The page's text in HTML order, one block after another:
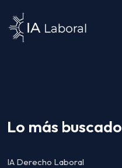
Lo más buscado
IA Derecho Laboral